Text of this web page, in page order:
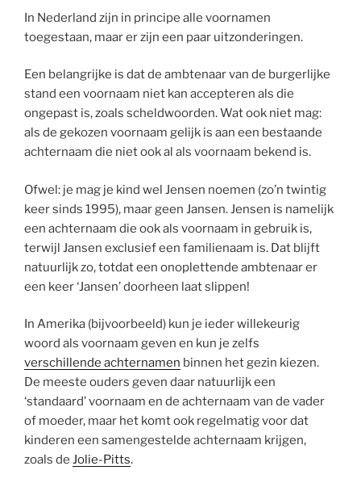
In Nederland zijn in principe alle voornamen
toegestaan, maar er zijn een paar uitzonderingen.
Een belangrijke is dat de ambtenaar van de burgerlijke
stand een voornaam niet kan accepteren als die
ongepast is, zoals scheldwoorden. Wat ook niet mag:
als de gekozen voornaam gelijk is aan een bestaande
achternaam die niet ook al als voornaam bekend is.
Ofwel: je mag je kind wel Jensen noemen (zo’n twintig
keer sinds 1995), maar geen Jansen. Jensen is namelijk
een achternaam die ook als voornaam in gebruik is,
terwijl Jansen exclusief een familienaam is. Dat blijft
natuurlijk zo, totdat een onoplettende ambtenaar er
een keer ‘Jansen’ doorheen laat slippen!
In Amerika (bijvoorbeeld) kun je ieder willekeurig
woord als voornaam geven en kun je zelfs
verschillende achternamen binnen het gezin kiezen.
De meeste ouders geven daar natuurlijk een
‘standaard’ voornaam en de achternaam van de vader
of moeder, maar het komt ook regelmatig voor dat
kinderen een samengestelde achternaam krijgen,
zoals de Jolie-Pitts.